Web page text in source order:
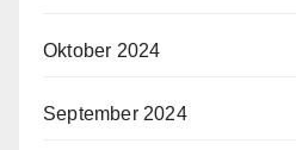
Oktober 2024
September 2024